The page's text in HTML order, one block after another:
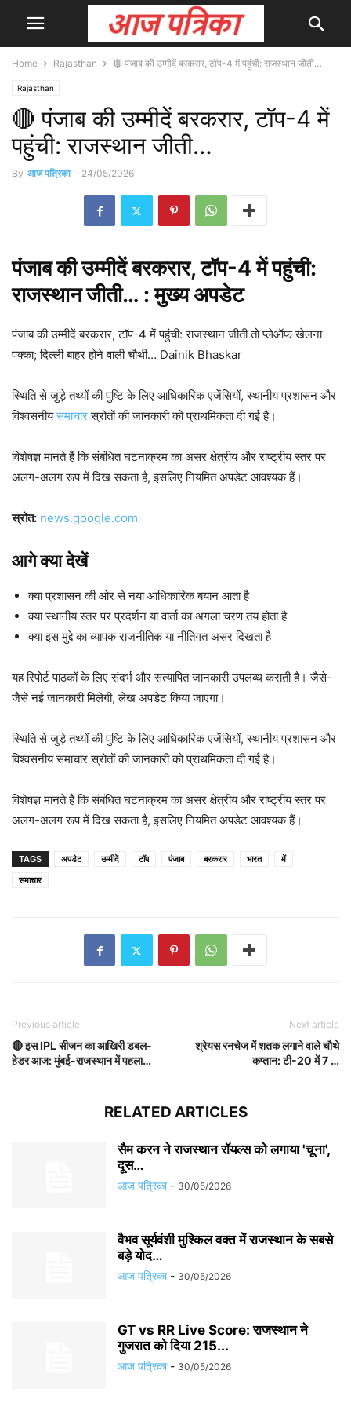
Home Rajasthan 🔴 पंजाब की उम्मीदें बरकरार, टॉप-4 में पहुंची: राजस्थान जीती…
Rajasthan
🔴 पंजाब की उम्मीदें बरकरार, टॉप-4 में
पहुंची: राजस्थान जीती…
By आज पत्रिका - 24/05/2026
पंजाबकी उम्मीदें बरकरार, टॉप-4 में पहुंची:
राजस्थान जीती… : मुख्यअपडेट
पंजाब की उम्मीदें बरकरार, टॉप-4 में पहुंची: राजस्थान जीती तो प्लेऑफ खेलना
पक्का; दिल्ली बाहर होने वाली चौथी… Dainik Bhaskar
स्थिति से जुड़े तथ्यों की पुष्टि के लिए आधिकारिक एजेंसियों, स्थानीय प्रशासन और
विश्वसनीयसमाचारस्रोतों की जानकारी को प्राथमिकता दी गई है।
विशेषज्ञ मानते हैं कि संबंधित घटनाक्रम का असर क्षेत्रीय और राष्ट्रीय स्तर पर
अलग-अलग रूप में दिख सकता है, इसलिए नियमित अपडेट आवश्यक हैं।
स्रोत: news.google.com
आगे क्या देखें
क्या प्रशासन की ओर से नया आधिकारिक बयान आता है
क्या स्थानीय स्तर पर प्रदर्शन या वार्ता का अगला चरण तय होता है
क्या इस मुद्दे का व्यापक राजनीतिक या नीतिगत असर दिखता है
यह रिपोर्ट पाठकों के लिए संदर्भ और सत्यापित जानकारी उपलब्ध कराती है। जैसे-
जैसे नई जानकारी मिलेगी, लेख अपडेट किया जाएगा।
स्थिति से जुड़े तथ्यों की पुष्टि के लिए आधिकारिक एजेंसियों, स्थानीय प्रशासन और
विश्वसनीय समाचार स्रोतों की जानकारी को प्राथमिकता दी गई है।
विशेषज्ञ मानते हैं कि संबंधित घटनाक्रम का असर क्षेत्रीय और राष्ट्रीय स्तर पर
अलग-अलग रूप में दिख सकता है, इसलिए नियमित अपडेट आवश्यक हैं।
TAGS अपडेट उम्मीदें टॉप पंजाब बरकरार भारत
में
समाचार
Previous article
🔴 इस IPL सीजन का आखिरी डबल-
हेडर आज: मुंबई-राजस्थान में पहला…
Next article
श्रेयस रनचेज में शतक लगाने वाले चौथे
कप्तान: टी-20 में 7 …
RELATED ARTICLES
सैम करन ने राजस्थान रॉयल्स को लगाया 'चूना',
दूस…
आज पत्रिका - 30/05/2026
वैभव सूर्यवंशी मुश्किल वक्त में राजस्थान के सबसे
बड़े योद…
आज पत्रिका - 30/05/2026
GT vs RR Live Score: राजस्थान ने
गुजरात को दिया 215...
आज पत्रिका - 30/05/2026